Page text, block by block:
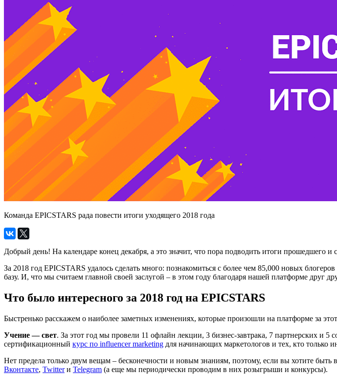
Команда EPICSTARS рада повести итоги уходящего 2018 года
Добрый день! На календаре конец декабря, а это значит, что пора подводить итоги прошедшего и
За 2018 год EPICSTARS удалось сделать много: познакомиться с более чем 85,000 новых
базу. И, что мы считаем главной своей заслугой – в этом году благодаря нашей платформе друг
Что было интересного за 2018 год на EPICSTARS
Быстренько расскажем о наиболее заметных изменениях, которые произошли на платформе за
Учение — свет. За этот год мы провели 11 офлайн лекции, 3 бизнес-завтрака, 7 партнерских и
сертификационный курс по influencer marketing для начинающих маркетологов и тех, кто только
Нет предела только двум вещам – бесконечности и новым знаниям, поэтому, если вы хотите
Вконтакте, Twitterи Telegram (а еще мы периодически проводим в них розыгрыши и конкурсы).